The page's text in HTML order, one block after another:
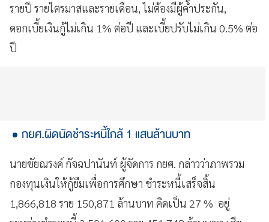
รายปี รายไตรมาสและรายเดือน, ไม่ต้องมีผู้ค้ำประกัน,
ดอกเบี้ยเงินกู้ไม่เกิน 1% ต่อปี และเบี้ยปรับไม่เกิน 0.5% ต่อ
ปี
กยศ.ผิดนัดชำระหนี้ใกล้ 1 แสนล้านบาท
นายชัยณรงค์ กัจฉปานันท์ ผู้จัดการ กยศ. กล่าวว่าภาพรวม
กองทุนเงินให้กู้ยืมเพื่อการศึกษา ชำระหนี้เสร็จสิ้น
1,866,818 ราย 150,871 ล้านบาท คิดเป็น 27 % อยู่